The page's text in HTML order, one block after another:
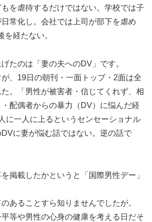
を虐待するだけではない。学校では子
常化し。会社では上司が部下を虐め
を経たない。
たのは「妻の夫へのDV」です。
、19日の朝刊・一面トップ・2面は全
。「男性が被害者・信じてくれず、相
配偶者からの暴力（DV）に悩んだ経
に一人に上るというセンセーショナル
に妻が悩む話ではない。逆の話で
掲載したかというと「国際男性デー」
あることすら知りませんでしたが。
等や男性の心身の健康を考える日だそ